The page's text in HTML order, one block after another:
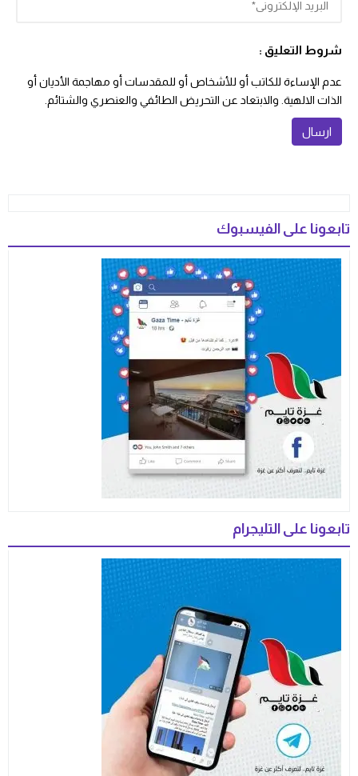
شروط التعليق :
عدم الإساءة للكاتب أو للأشخاص أو للمقدسات أو مهاجمة الأديان أو
الذات الالهية. والابتعاد عن التحريض الطائفي والعنصري والشتائم.
تابعونا على الفيسبوك
تابعونا على التليجرام